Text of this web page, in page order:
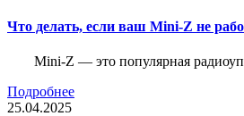
Что делать, если ваш Mini-Z не
Mini-Z — это популярная
Подробнее
25.04.2025